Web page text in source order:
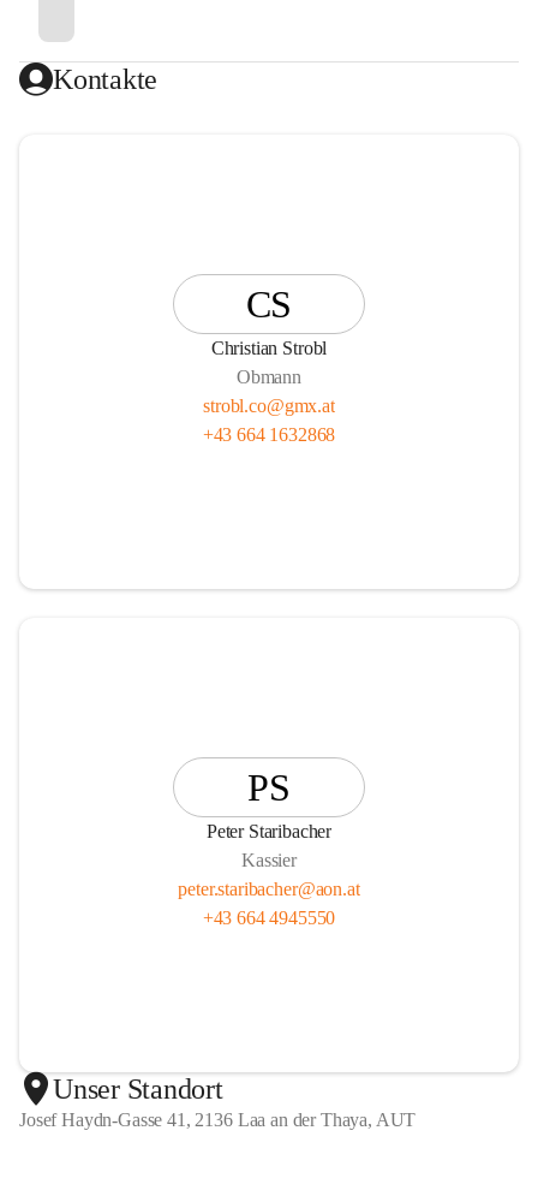
Kontakte
CS
Christian Strobl
Obmann
strobl.co@gmx.at
+43 664 1632868
PS
Peter Staribacher
Kassier
peter.staribacher@aon.at
+43 664 4945550
Unser Standort
Josef Haydn-Gasse 41, 2136 Laa an der Thaya, AUT